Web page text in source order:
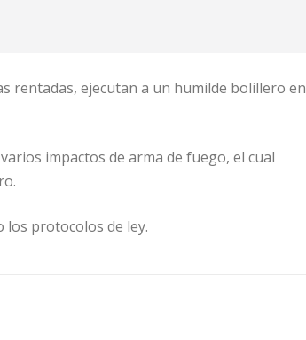
rentadas, ejecutan a un humilde bolillero en
impactos de arma de fuego, el cual
protocolos de ley.